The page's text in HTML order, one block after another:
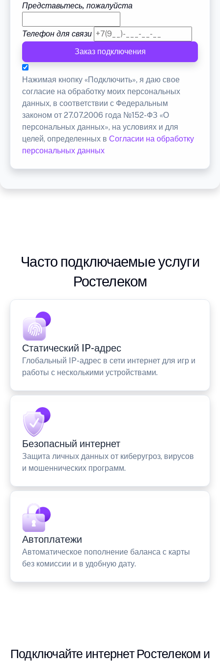
Представьтесь, пожалуйста
Телефон для связи
Заказ подключения
Нажимая кнопку «Подключить», я даю свое
согласие на обработку моих персональных
данных, в соответствии с Федеральным
законом от 27.07.2006 года №152-ФЗ «О
персональных данных», на условиях и для
целей, определенных в Согласии на обработку
персональных данных
Часто подключаемые услуги
Ростелеком
Статический IP-адрес
Глобальный IP-адрес в сети интернет для игр и
работы с несколькими устройствами.
Безопасный интернет
Защита личных данных от киберугроз, вирусов
и мошеннических программ.
Автоплатежи
Автоматическое пополнение баланса с карты
без комиссии и в удобную дату.
Подключайте интернет Ростелеком и